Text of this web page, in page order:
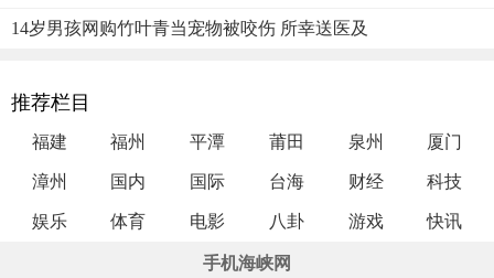
14岁男孩网购竹叶青当宠物被咬伤 所幸送医及
推荐栏目
福建 福州 平潭 莆田 泉州 厦门
漳州 国内 国际 台海 财经 科技
娱乐 体育 电影 八卦 游戏 快讯
手机海峡网